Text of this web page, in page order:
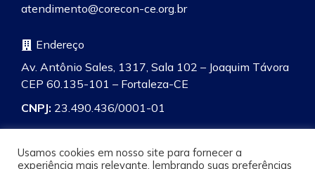
atendimento@corecon-ce.org.br
Endereço
Av. Antônio Sales, 1317, Sala 102 – Joaquim Távora
CEP 60.135-101 – Fortaleza-CE
CNPJ: 23.490.436/0001-01
Usamos cookies em nosso site para fornecer a
experiência mais relevante, lembrando suas preferências